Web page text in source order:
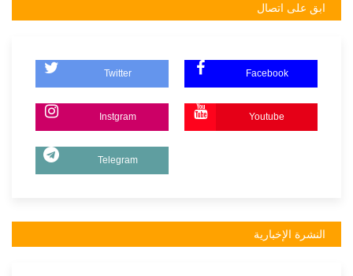
ابق على اتصال
Twitter Facebook
Instgram Youtube
Telegram
النشرة الإخبارية